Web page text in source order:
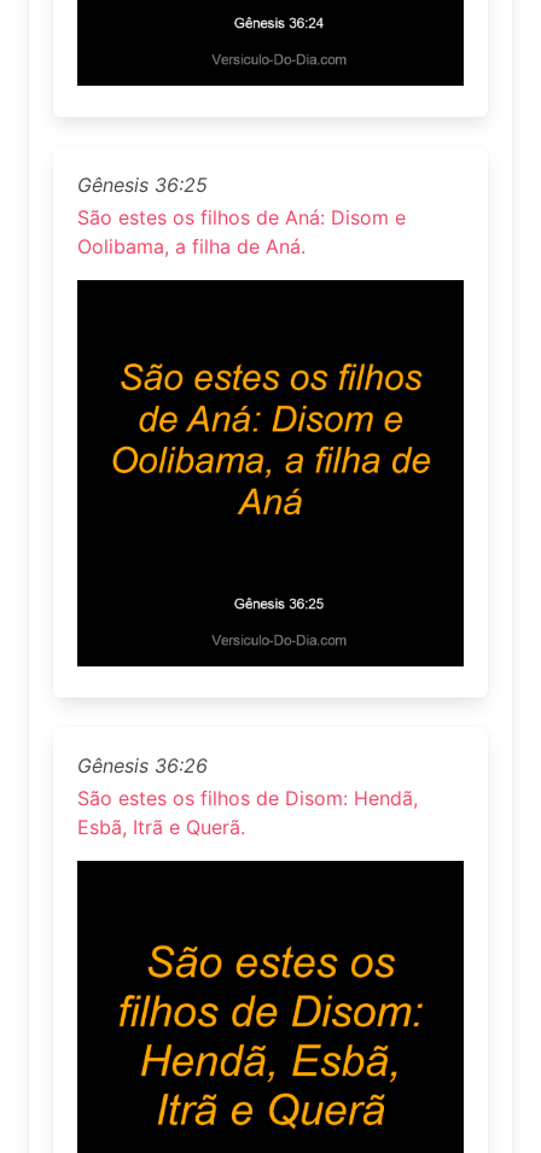
Gênesis 36:25
São estes os filhos de Aná: Disom e
Oolibama, a filha de Aná.
Gênesis 36:26
São estes os filhos de Disom: Hendã,
Esbã, Itrã e Querã.